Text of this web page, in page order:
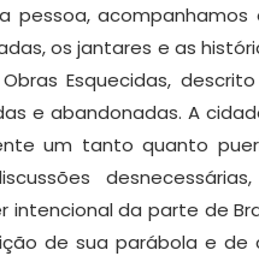
pessoa,
os jantares e as
Esquecidas,
e abandonadas. A
um tanto quanto
intencional da parte de
de sua parábola e